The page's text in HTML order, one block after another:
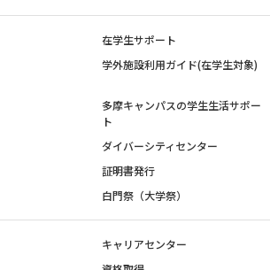
在学生サポート
学外施設利用ガイド(在学生対象)
多摩キャンパスの学生生活サポー
ト
ダイバーシティセンター
証明書発行
白門祭（大学祭）
キャリアセンター